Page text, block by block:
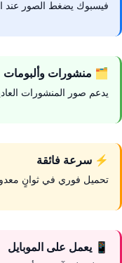
فيسبوك يضغط الصور عند
🗂️ منشورات وألبومات
يدعم صور المنشورات
⚡ سرعة فائقة
تحميل فوري في ثوانٍ
📱 يعمل على الموبايل